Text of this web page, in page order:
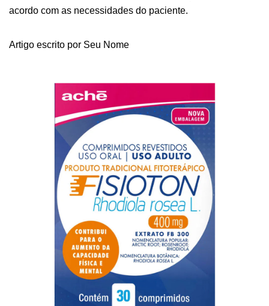
acordo com as necessidades do paciente.
Artigo escrito por Seu Nome